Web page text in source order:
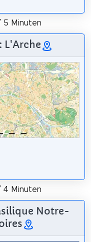
Minuten
L'Arche
4 Minuten
Notre-